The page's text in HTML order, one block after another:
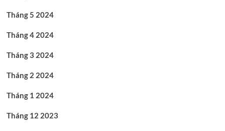
Tháng 5 2024
Tháng 4 2024
Tháng 3 2024
Tháng 2 2024
Tháng 1 2024
Tháng 12 2023